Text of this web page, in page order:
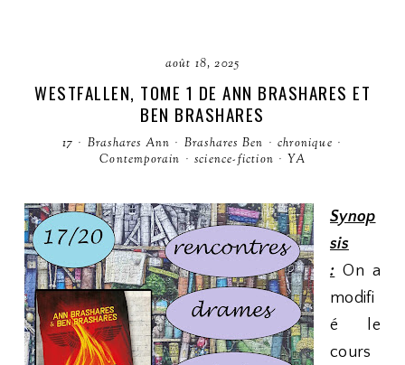
août 18, 2025
WESTFALLEN, TOME 1 DE ANN BRASHARES ET
BEN BRASHARES
17 · Brashares Ann · Brashares Ben · chronique ·
Contemporain · science-fiction · YA
Synop
sis
: On a
modifi
é le
cours